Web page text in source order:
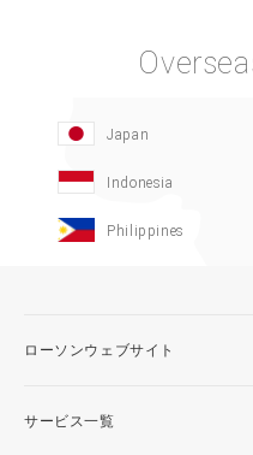
Japan
Indonesia
Philippines
ローソンウェブサイト
サービス一覧